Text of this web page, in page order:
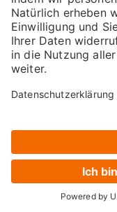
Populäre
Was ist SEO?
Google Analytics 4
H1, H2 & Co! –
SEO?